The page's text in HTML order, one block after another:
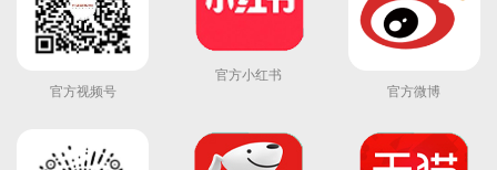
官方视频号
官方小红书
官方微博